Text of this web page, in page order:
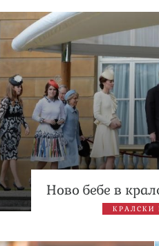
Ново бебе в
КРАЛСКИ